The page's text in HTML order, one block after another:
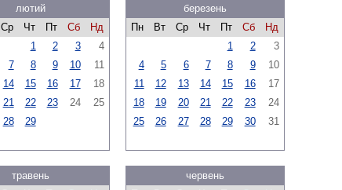
лютий
Ср Чт Пт Сб
Нд
1
2 3
4
7 8 9 10
11
14 15 16 17
18
21 22 23 24
25
28 29
березень
Пн
Вт Ср Чт Пт Сб
Нд
1
2
3
4
5 6 7 8 9
10
11
12 13 14 15 16
17
18
19 20 21 22 23
24
25
26 27 28 29 30 31
травень
червень